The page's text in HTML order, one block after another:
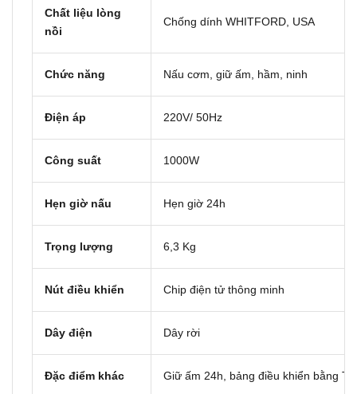
Chất liệu lòng
nồi
Chống dính WHITFORD, USA
Chức năng Nấu cơm, giữ ấm, hầm, ninh
Điện áp 220V/ 50Hz
Công suất 1000W
Hẹn giờ nấu Hẹn giờ 24h
Trọng lượng 6,3 Kg
Nút điều khiển Chip điện tử thông minh
Dây điện Dây rời
Đặc điểm khác Giữ ấm 24h, bảng điều khiển bằng